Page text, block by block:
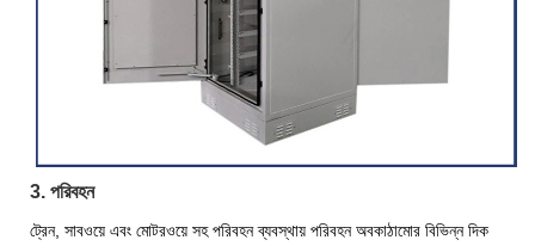
3. পরিবহন
ট্রেন, সাবওয়ে এবং মোটরওয়ে সহ পরিবহন ব্যবস্থায় পরিবহন অবকাঠামোর বিভিন্ন দিক